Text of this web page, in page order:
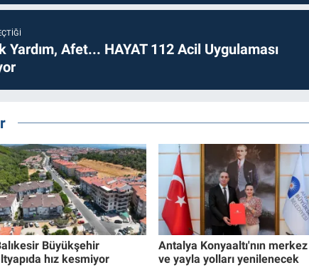
Yardım, Afet... HAYAT 112 Acil Uygulaması
Büyükşehir
hız kesmiyor
Antalya Konyaaltı'nın merkez
ve yayla yolları yenilenecek